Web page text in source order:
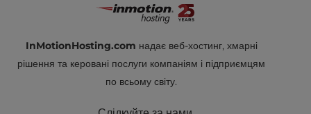
InMotionHosting.com надає веб-хостинг, хмарні
рішення та керовані послуги компаніям і підприємцям
по всьому світу.